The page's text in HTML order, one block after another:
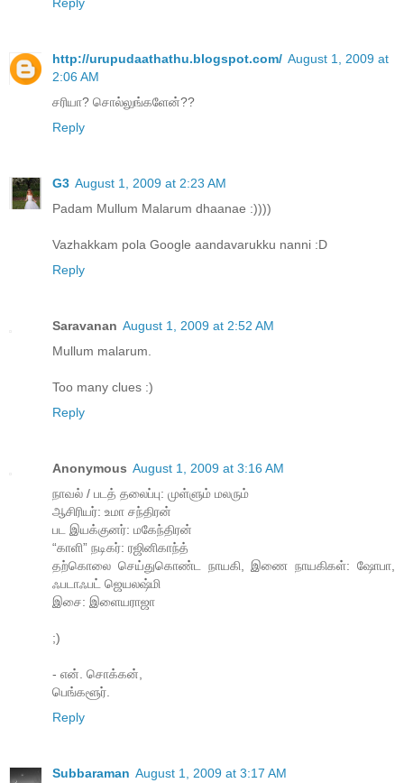
http://urupudaathathu.blogspot.com/ August 1, 2009 at
2:06 AM
சரியா? சொல்லுங்களேன்??
Reply
G3 August 1, 2009 at 2:23 AM
Padam Mullum Malarum dhaanae :))))
Vazhakkam pola Google aandavarukku nanni :D
Reply
Saravanan August 1, 2009 at 2:52 AM
Mullum malarum.
Too many clues :)
Reply
Anonymous August 1, 2009 at 3:16 AM
நாவல் / படத் தலைப்பு: முள்ளும் மலரும்
ஆசிரியர்: உமா சந்திரன்
பட இயக்குனர்: மகேந்திரன்
“காளி” நடிகர்: ரஜினிகாந்த்
தற்கொலை செய்துகொண்ட நாயகி, இணை நாயகிகள்: ஷோபா,
ஃபடாஃபட் ஜெயலஷ்மி
இசை: இளையராஜா
;)
- என். சொக்கன்,
பெங்களூர்.
Reply
Subbaraman August 1, 2009 at 3:17 AM